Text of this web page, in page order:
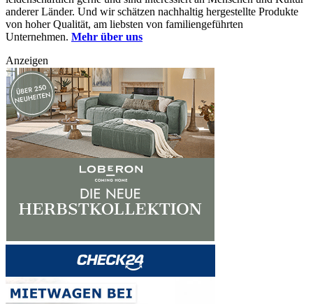
anderer Länder. Und wir schätzen nachhaltig hergestellte Produkte
von hoher Qualität, am liebsten von familiengeführten
Unternehmen. Mehr über uns
Anzeigen